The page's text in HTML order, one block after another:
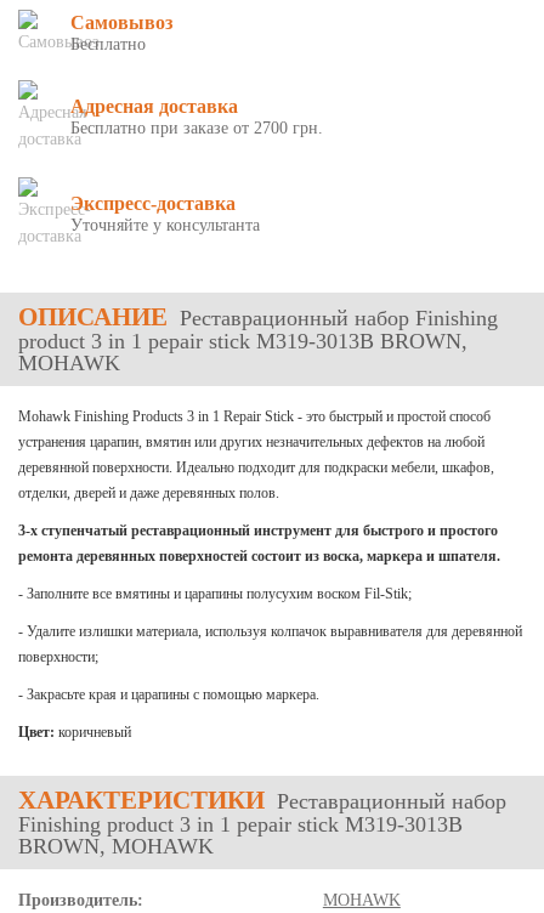
Самовывоз
Бесплатно
Адресная доставка
Бесплатно при заказе от 2700 грн.
Экспресс-доставка
Уточняйте у консультанта
ОПИСАНИЕ Реставрационный набор Finishing
product 3 in 1 pepair stick M319-3013B BROWN,
MOHAWK
Mohawk Finishing Products 3 in 1 Repair Stick - это быстрый и простой способ
устранения царапин, вмятин или других незначительных дефектов на любой
деревянной поверхности. Идеально подходит для подкраски мебели, шкафов,
отделки, дверей и даже деревянных полов.
3-х ступенчатый реставрационный инструмент для быстрого и простого
ремонта деревянных поверхностей состоит из воска, маркера и шпателя.
- Заполните все вмятины и царапины полусухим воском Fil-Stik;
- Удалите излишки материала, используя колпачок выравнивателя для деревянной
поверхности;
- Закрасьте края и царапины с помощью маркера.
Цвет: коричневый
ХАРАКТЕРИСТИКИ Реставрационный набор
Finishing product 3 in 1 pepair stick M319-3013B
BROWN, MOHAWK
Производитель: MOHAWK